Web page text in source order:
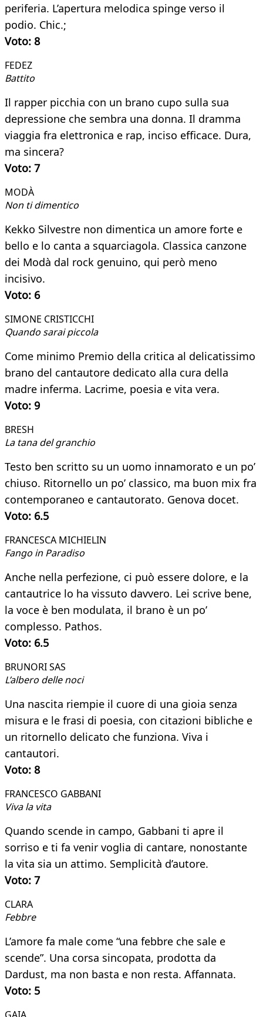
periferia. L’apertura melodica spinge verso il
podio. Chic.;
Voto: 8
FEDEZ
Battito
Il rapper picchia con un brano cupo sulla sua
depressione che sembra una donna. Il dramma
viaggia fra elettronica e rap, inciso efficace. Dura,
ma sincera?
Voto: 7
MODÀ
Non ti dimentico
Kekko Silvestre non dimentica un amore forte e
bello e lo canta a squarciagola. Classica canzone
dei Modà dal rock genuino, qui però meno
incisivo.
Voto: 6
SIMONE CRISTICCHI ​
Quando sarai piccola
Come minimo Premio della critica al delicatissimo
brano del cantautore dedicato alla cura della
madre inferma. Lacrime, poesia e vita vera.
Voto: 9
BRESH​
La tana del granchio
Testo ben scritto su un uomo innamorato e un po’
chiuso. Ritornello un po’ classico, ma buon mix fra
contemporaneo e cantautorato. Genova docet.
Voto: 6.5
FRANCESCA MICHIELIN​
Fango in Paradiso
Anche nella perfezione, ci può essere dolore, e la
cantautrice lo ha vissuto davvero. Lei scrive bene,
la voce è ben modulata, il brano è un po’
complesso. Pathos.
Voto: 6.5
BRUNORI SAS​
L’albero delle noci
Una nascita riempie il cuore di una gioia senza
misura e le frasi di poesia, con citazioni bibliche e
un ritornello delicato che funziona. Viva i
cantautori.
Voto: 8
FRANCESCO GABBANI
Viva la vita
Quando scende in campo, Gabbani ti apre il
sorriso e ti fa venir voglia di cantare, nonostante
la vita sia un attimo. Semplicità d’autore.
Voto: 7
CLARA
Febbre
L’amore fa male come “una febbre che sale e
scende”. Una corsa sincopata, prodotta da
Dardust, ma non basta e non resta. Affannata.
Voto: 5